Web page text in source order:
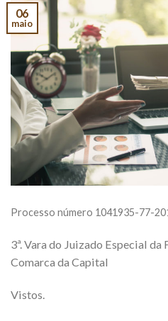
06
maio
Processo número 1041935-77-
3ª. Vara do Juizado Especial da
Comarca da Capital
Vistos.